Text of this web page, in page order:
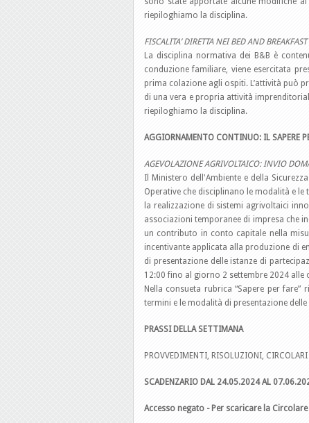
riepiloghiamo la disciplina.
FISCALITA’ DIRETTA NEI BED AND BREAKFAST
La disciplina normativa dei B&B è
conduzione familiare, viene esercitata
prima colazione agli ospiti. L’attività può
di una vera e propria attività
riepiloghiamo la disciplina.
AGGIORNAMENTO CONTINUO: IL SAPERE
AGEVOLAZIONE AGRIVOLTAICO: INVIO
Il Ministero dell'Ambiente e della
Operative che disciplinano le modalità e
la realizzazione di sistemi agrivoltaici
associazioni temporanee di impresa che
un contributo in conto capitale nella
incentivante applicata alla produzione di
di presentazione delle istanze di
12:00 fino al giorno 2 settembre 2024 alle
Nella consueta rubrica “Sapere per
termini e le modalità di presentazione
PRASSI DELLA SETTIMANA
PROVVEDIMENTI, RISOLUZIONI,
SCADENZARIO DAL 24.05.2024 AL
Accesso negato - Per scaricare la